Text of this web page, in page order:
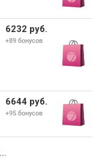
6232 руб.
+89 бонусов
6644 руб.
+95 бонусов